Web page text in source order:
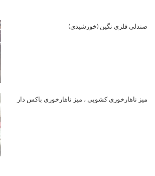
صندلی فلزی نگین (خورشیدی)
میز ناهارخوری کشویی ، میز ناهارخوری باکس دار